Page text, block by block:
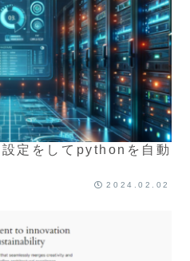
定をしてpythonを自動
2024.02.02